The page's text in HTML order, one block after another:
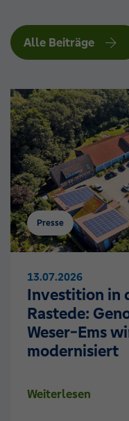
Alle Beiträge
Presse
13.07.2026
Investition in
Rastede:
Weser-Ems
modernisiert
Weiterlesen